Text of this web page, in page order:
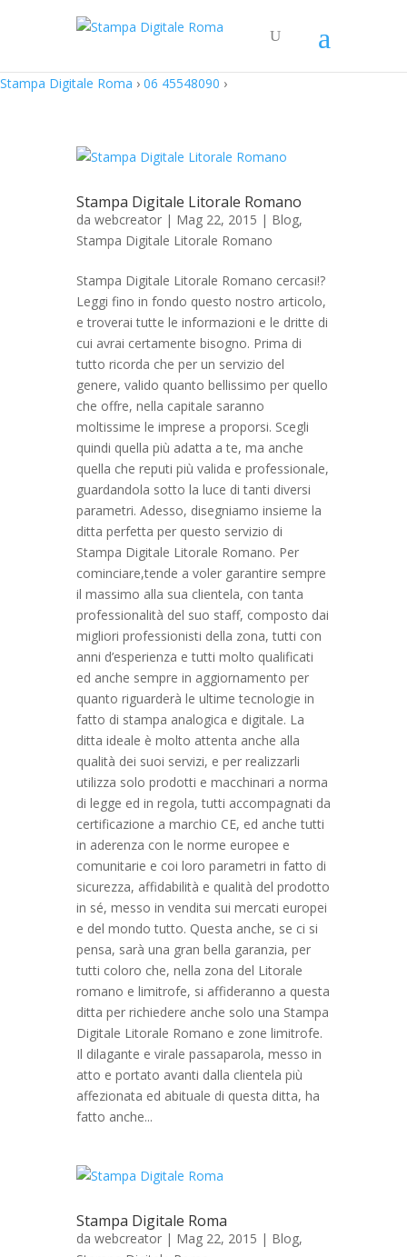
Stampa Digitale Roma › 06 45548090 ›
Stampa Digitale Litorale Romano
da webcreator | Mag 22, 2015 | Blog,
Stampa Digitale Litorale Romano
Stampa Digitale Litorale Romano cercasi!?
Leggi fino in fondo questo nostro articolo,
e troverai tutte le informazioni e le dritte di
cui avrai certamente bisogno. Prima di
tutto ricorda che per un servizio del
genere, valido quanto bellissimo per quello
che offre, nella capitale saranno
moltissime le imprese a proporsi. Scegli
quindi quella più adatta a te, ma anche
quella che reputi più valida e professionale,
guardandola sotto la luce di tanti diversi
parametri. Adesso, disegniamo insieme la
ditta perfetta per questo servizio di
Stampa Digitale Litorale Romano. Per
cominciare,tende a voler garantire sempre
il massimo alla sua clientela, con tanta
professionalità del suo staff, composto dai
migliori professionisti della zona, tutti con
anni d’esperienza e tutti molto qualificati
ed anche sempre in aggiornamento per
quanto riguarderà le ultime tecnologie in
fatto di stampa analogica e digitale. La
ditta ideale è molto attenta anche alla
qualità dei suoi servizi, e per realizzarli
utilizza solo prodotti e macchinari a norma
di legge ed in regola, tutti accompagnati da
certificazione a marchio CE, ed anche tutti
in aderenza con le norme europee e
comunitarie e coi loro parametri in fatto di
sicurezza, affidabilità e qualità del prodotto
in sé, messo in vendita sui mercati europei
e del mondo tutto. Questa anche, se ci si
pensa, sarà una gran bella garanzia, per
tutti coloro che, nella zona del Litorale
romano e limitrofe, si affideranno a questa
ditta per richiedere anche solo una Stampa
Digitale Litorale Romano e zone limitrofe.
Il dilagante e virale passaparola, messo in
atto e portato avanti dalla clientela più
affezionata ed abituale di questa ditta, ha
fatto anche...
Stampa Digitale Roma
da webcreator | Mag 22, 2015 | Blog,